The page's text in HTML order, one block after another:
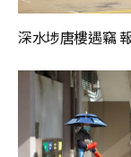
深水埗唐樓遇竊